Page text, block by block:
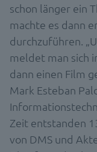
schon länger ein
machte es dann
durchzuführen.
meldet man sich
dann einen Film
Mark Esteban
Zeit entstanden
von DMS und